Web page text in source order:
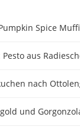
Spice
aus
nach
und